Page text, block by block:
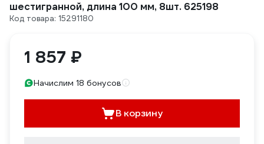
шестигранной, длина 100 мм, 8шт. 625198
Код товара: 15291180
1 857 ₽
Начислим 18 бонусов
В корзину